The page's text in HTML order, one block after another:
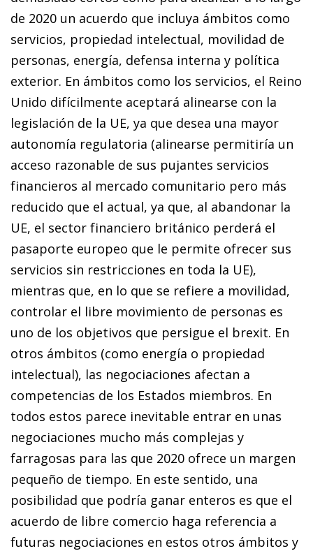
de 2020 un acuerdo que incluya ámbitos como
servicios, propiedad intelectual, mo­­vilidad de
personas, energía, defensa interna y política
exterior. En ámbitos como los servicios, el Reino
Unido di­­fí­­cilmente aceptará alinearse con la
legislación de la UE, ya que desea una mayor
autonomía regulatoria (alinearse permitiría un
acceso razonable de sus pujantes servicios
financieros al mercado comunitario pero más
reducido que el actual, ya que, al abandonar la
UE, el sector financiero británico perderá el
pasaporte europeo que le permite ofrecer sus
servicios sin restricciones en toda la UE),
mientras que, en lo que se refiere a movilidad,
controlar el libre movimiento de personas es
uno de los objetivos que persigue el brexit. En
otros ámbitos (como energía o propiedad
intelectual), las negociaciones afectan a
competencias de los Estados miembros. En
todos estos parece inevitable entrar en unas
negociaciones mucho más complejas y
farragosas para las que 2020 ofrece un margen
pequeño de tiempo. En este sentido, una
posibilidad que podría ganar enteros es que el
acuerdo de libre co­­mer­­cio haga referencia a
futuras negociaciones en estos otros ámbitos y